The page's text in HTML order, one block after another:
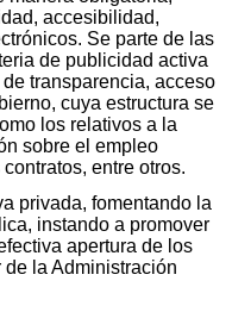
accesibilidad,
Se parte de las
de publicidad activa
transparencia, acceso
cuya estructura se
los relativos a la
sobre el empleo
entre otros.
privada, fomentando la
instando a promover
apertura de los
la Administración